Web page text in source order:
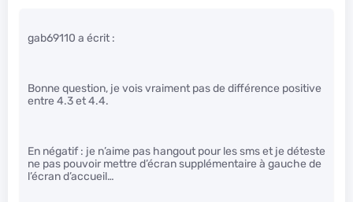
gab69110 a écrit :
Bonne question, je vois vraiment pas de différence positive
entre 4.3 et 4.4.
En négatif : je n’aime pas hangout pour les sms et je déteste
ne pas pouvoir mettre d’écran supplémentaire à gauche de
l’écran d’accueil…